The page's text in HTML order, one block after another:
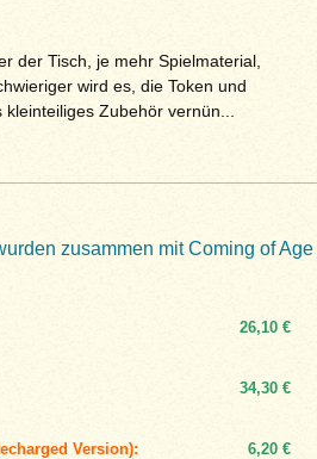
der Tisch, je mehr Spielmaterial,
wird es, die Token und
kleinteiliges Zubehör vernün...
zusammen mit Coming of Age
26,10 €
34,30 €
Version):
6,20 €